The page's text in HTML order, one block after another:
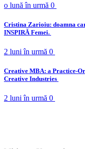
o lună în urmă 0
Cristina Zarioiu: doamna
INSPIRĂ Femei.
2 luni în urmă 0
Creative MBA: a
Creative Industries
2 luni în urmă 0